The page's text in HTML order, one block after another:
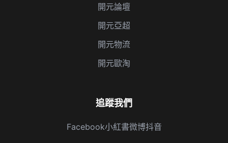
開元論壇
開元亞超
開元物流
開元歐淘
追蹤我們
Facebook小紅書微博抖音